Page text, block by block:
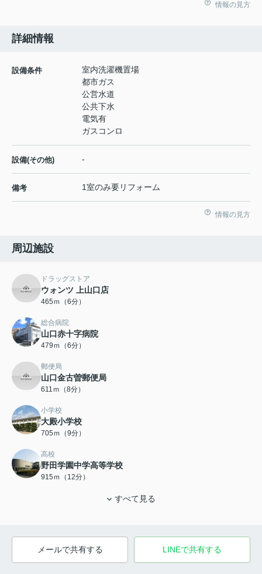
情報の見方
詳細情報
設備条件
室内洗濯機置場
都市ガス
公営水道
公共下水
電気有
ガスコンロ
設備(その他) -
備考 1室のみ要リフォーム
情報の見方
周辺施設
ドラッグストア
ウォンツ 上山口店
465ｍ（6分）
総合病院
山口赤十字病院
479ｍ（6分）
郵便局
山口金古曽郵便局
611ｍ（8分）
小学校
大殿小学校
705ｍ（9分）
高校
野田学園中学高等学校
915ｍ（12分）
すべて見る
メールで共有する LINEで共有する